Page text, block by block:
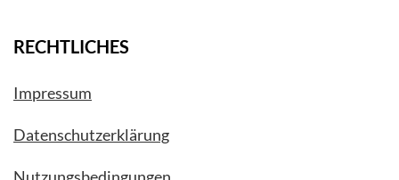
RECHTLICHES
Impressum
Datenschutzerklärung